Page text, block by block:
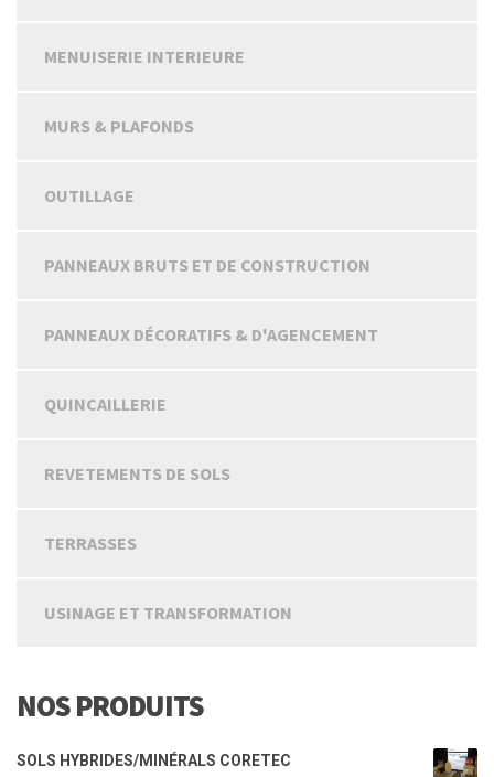
MENUISERIE INTERIEURE
MURS & PLAFONDS
OUTILLAGE
PANNEAUX BRUTS ET DE CONSTRUCTION
PANNEAUX DÉCORATIFS & D'AGENCEMENT
QUINCAILLERIE
REVETEMENTS DE SOLS
TERRASSES
USINAGE ET TRANSFORMATION
NOS PRODUITS
SOLS HYBRIDES/MINÉRALS CORETEC